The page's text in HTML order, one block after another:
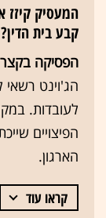
המעסיק קיזז
קבע בית הדין?
הפסיקה
הג'וינט רשאי
לעובדות.
הפיצויים
הארגון.
קראו עוד